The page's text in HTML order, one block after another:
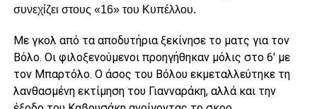
συνεχίζει στους «16» του Κυπέλλου.
Με γκολ από τα αποδυτήρια ξεκίνησε το ματς για τον
Βόλο. Οι φιλοξενούμενοι προηγήθηκαν μόλις στο 6′ με
τον Μπαρτόλο. Ο άσος του Βόλου εκμεταλλεύτηκε τη
λανθασμένη εκτίμηση του Γιανναράκη, αλλά και την